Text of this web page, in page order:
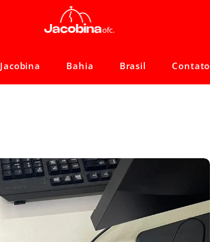
Jacobina Bahia Brasil Contato